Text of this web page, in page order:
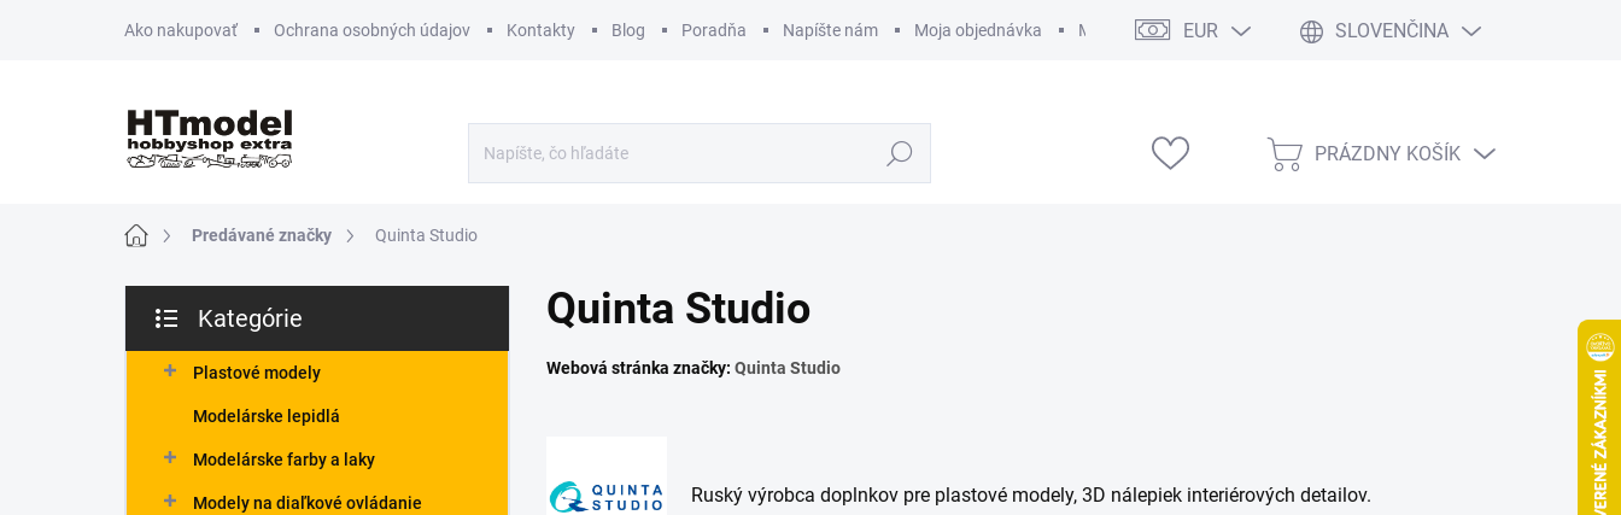
Ako nakupovať Ochrana osobných údajov Kontakty Blog Poradňa Napíšte nám Moja objednávka Modelárske výstavy
EUR SLOVENČINA
Hľadať
NÁKUPNÝ
PRÁZDNY KOŠÍK
DomovPredávané značky Quinta Studio
č
kategórie
Kategórie
Plastové modely
Modelárske lepidlá
Modelárske farby a laky
Modely na diaľkové ovládanie
Quinta Studio
Webová stránka značky: Quinta Studio
Ruský výrobca doplnkov pre plastové modely, 3D nálepiek interiérových detailov.